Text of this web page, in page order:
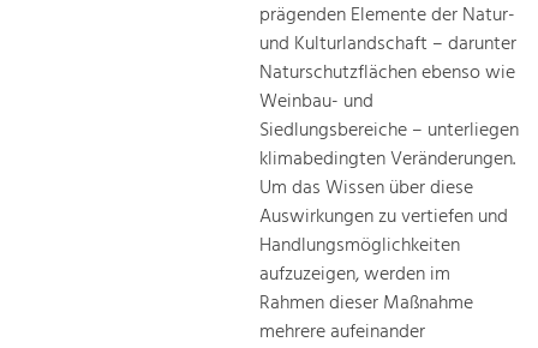
prägenden Elemente der Natur-
und Kulturlandschaft – darunter
Naturschutzflächen ebenso wie
Weinbau- und
Siedlungsbereiche – unterliegen
klimabedingten Veränderungen.
Um das Wissen über diese
Auswirkungen zu vertiefen und
Handlungsmöglichkeiten
aufzuzeigen, werden im
Rahmen dieser Maßnahme
mehrere aufeinander